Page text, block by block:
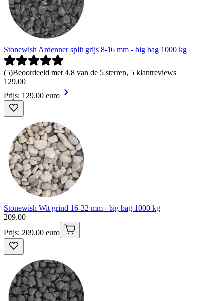
Stonewish Ardenner split grijs 8-16 mm - big bag 1000 kg
(5)Beoordeeld met 4.8 van de 5 sterren, 5 klantreviews
129.00
Prijs: 129.00 euro
Stonewish Wit grind 16-32 mm - big bag 1000 kg
209.00
Prijs: 209.00 euro